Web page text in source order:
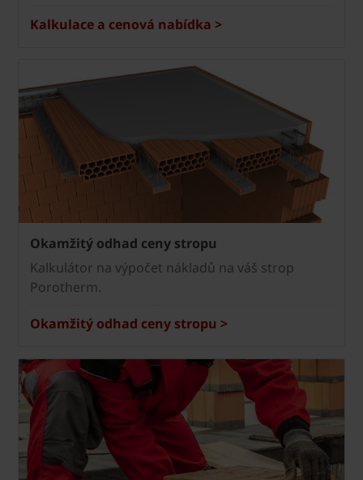
Kalkulace a cenová nabídka >
Okamžitý odhad ceny stropu
Kalkulátor na výpočet nákladů na váš strop
Porotherm.
Okamžitý odhad ceny stropu >